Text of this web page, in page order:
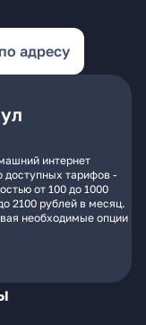
адресу
интернет
доступных тарифов -
от 100 до 1000
2100 рублей в месяц.
необходимые опции